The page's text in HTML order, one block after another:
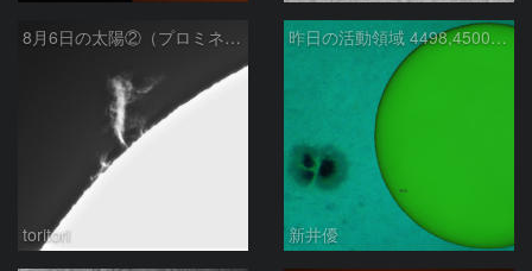
8月6日の太陽②（プロミネン北東縁 ）
toritori
昨日の活動領域 4498,4500：2026/08/05
新井優